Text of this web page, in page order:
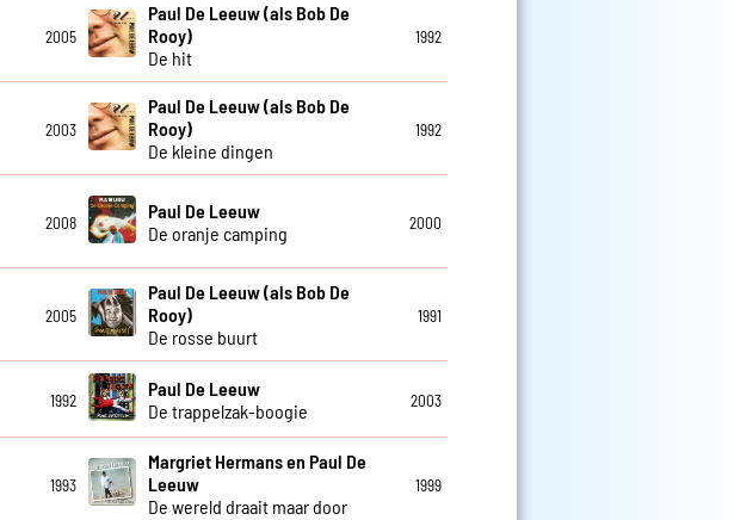
2005
Paul De Leeuw (als Bob De
Rooy)
De hit
1992
2003
Paul De Leeuw (als Bob De
Rooy)
De kleine dingen
1992
2008
Paul De Leeuw
De oranje camping
2000
2005
Paul De Leeuw (als Bob De
Rooy)
De rosse buurt
1991
1992
Paul De Leeuw
De trappelzak-boogie
2003
1993
Margriet Hermans en Paul De
Leeuw
De wereld draait maar door
1999